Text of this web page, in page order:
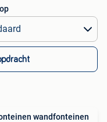
wandfonteinen